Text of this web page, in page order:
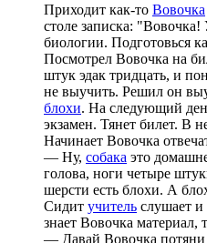
Приходит как-то Вовочка
столе записка: "Вовочка!
биологии. Подготовься
Посмотрел Вовочка на
штук эдак тридцать, и
не выучить. Решил он
блохи. На следующий
экзамен. Тянет билет. В
Начинает Вовочка
— Ну, собака это
голова, ноги четыре
шерсти есть блохи. А
Сидит учитель слушает и
знает Вовочка материал,
— Давай Вовочка потяни